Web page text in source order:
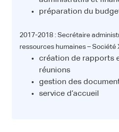
préparation du
2017-2018 : Secrétaire
ressources humaines – Société
création de rapports
réunions
gestion des
service d’accueil